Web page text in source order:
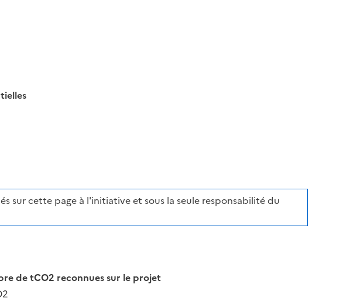
sur cette page à l'initiative et sous la seule responsabilité du
de tCO2 reconnues sur le projet